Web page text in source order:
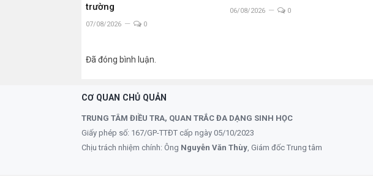
trường
07/08/2026 0
06/08/2026 0
Đã đóng bình luận.
CƠ QUAN CHỦ QUẢN
TRUNG TÂM ĐIỀU TRA, QUAN TRẮC ĐA DẠNG SINH HỌC
Giấy phép số: 167/GP-TTĐT cấp ngày 05/10/2023
Chịu trách nhiệm chính: Ông Nguyễn Văn Thùy , Giám đốc Trung tâm